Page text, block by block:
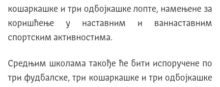
кошаркашке и три одбојкашке лопте, намењене за
коришћење у наставним и ваннаставним
спортским активностима.
Средњим школама такође ће бити испоручене по
три фудбалске, три кошаркашке и три одбојкашке